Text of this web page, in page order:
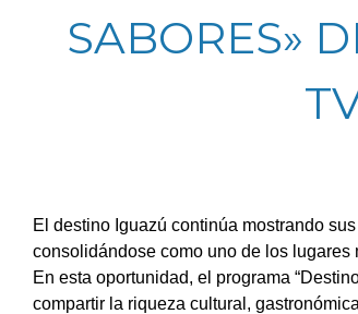
SABORES»
El destino Iguazú continúa mostrando
consolidándose como uno de los
En esta oportunidad, el programa
compartir la riqueza cultural,